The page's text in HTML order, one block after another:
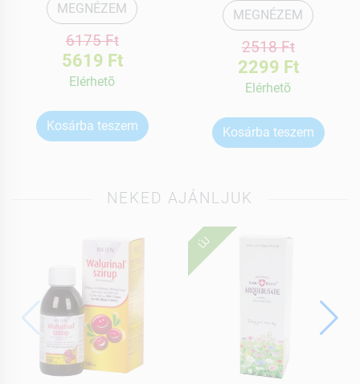
MEGNÉZEM
6175 Ft
5619 Ft
Elérhetõ
Kosárba teszem
MEGNÉZEM
2518 Ft
2299 Ft
Elérhetõ
Kosárba teszem
NEKED AJÁNLJUK
ÚJ